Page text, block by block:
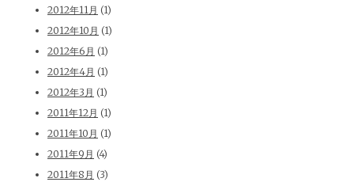
2012年11月 (1)
2012年10月 (1)
2012年6月 (1)
2012年4月 (1)
2012年3月 (1)
2011年12月 (1)
2011年10月 (1)
2011年9月 (4)
2011年8月 (3)